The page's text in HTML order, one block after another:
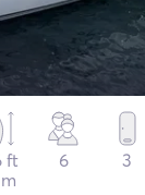
ft
6 3